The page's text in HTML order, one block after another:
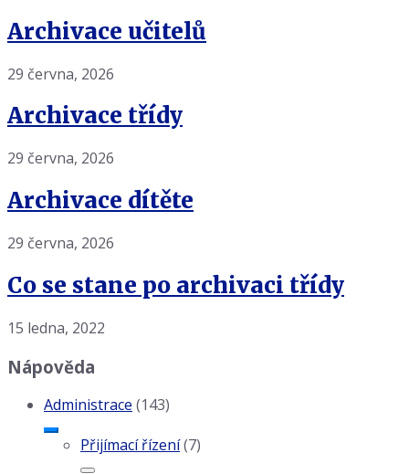
Archivace učitelů
29 června, 2026
Archivace třídy
29 června, 2026
Archivace dítěte
29 června, 2026
Co se stane po archivaci třídy
15 ledna, 2022
Nápověda
Administrace (143)
Přijímací řízení(7)